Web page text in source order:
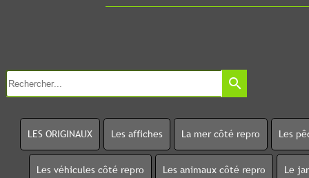
search
LES ORIGINAUX Les affiches La mer côté repro Les
Les véhicules côté repro Les animaux côté repro Le